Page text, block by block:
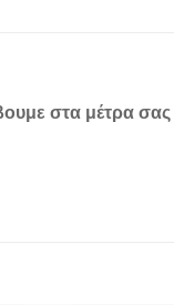
στα μέτρα σας